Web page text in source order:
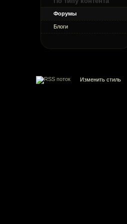
Форумы
Блоги
Изменить стиль